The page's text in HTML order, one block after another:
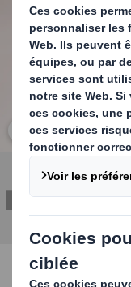
Cliquez pour